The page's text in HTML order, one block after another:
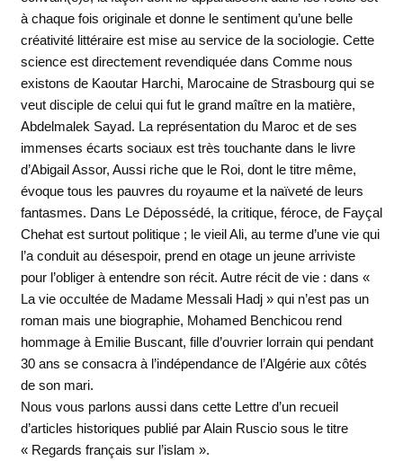
à chaque fois originale et donne le sentiment qu’une belle
créativité littéraire est mise au service de la sociologie. Cette
science est directement revendiquée dans Comme nous
existons de Kaoutar Harchi, Marocaine de Strasbourg qui se
veut disciple de celui qui fut le grand maître en la matière,
Abdelmalek Sayad. La représentation du Maroc et de ses
immenses écarts sociaux est très touchante dans le livre
d’Abigail Assor, Aussi riche que le Roi, dont le titre même,
évoque tous les pauvres du royaume et la naïveté de leurs
fantasmes. Dans Le Dépossédé, la critique, féroce, de Fayçal
Chehat est surtout politique ; le vieil Ali, au terme d’une vie qui
l’a conduit au désespoir, prend en otage un jeune arriviste
pour l’obliger à entendre son récit. Autre récit de vie : dans «
La vie occultée de Madame Messali Hadj » qui n’est pas un
roman mais une biographie, Mohamed Benchicou rend
hommage à Emilie Buscant, fille d’ouvrier lorrain qui pendant
30 ans se consacra à l’indépendance de l’Algérie aux côtés
de son mari.
Nous vous parlons aussi dans cette Lettre d’un recueil
d’articles historiques publié par Alain Ruscio sous le titre
« Regards français sur l’islam ».